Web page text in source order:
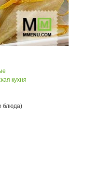
кухня
блюда)